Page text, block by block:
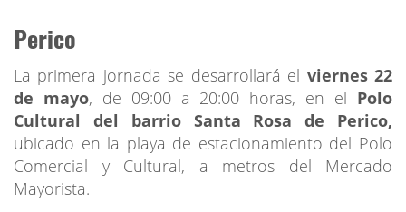
Perico
La primera jornada se desarrollará el viernes 22
de mayo, de 09:00 a 20:00 horas, en el Polo
Cultural del barrio Santa Rosa de Perico,
ubicado en la playa de estacionamiento del Polo
Comercial y Cultural, a metros del Mercado
Mayorista.